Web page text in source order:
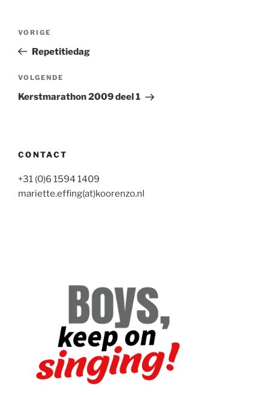
Vorig
bericht
VORIGE
Repetitiedag
Volgend
bericht
VOLGENDE
Kerstmarathon 2009 deel 1
CONTACT
+31 (0)6 1594 1409
mariette.effing(at)koorenzo.nl